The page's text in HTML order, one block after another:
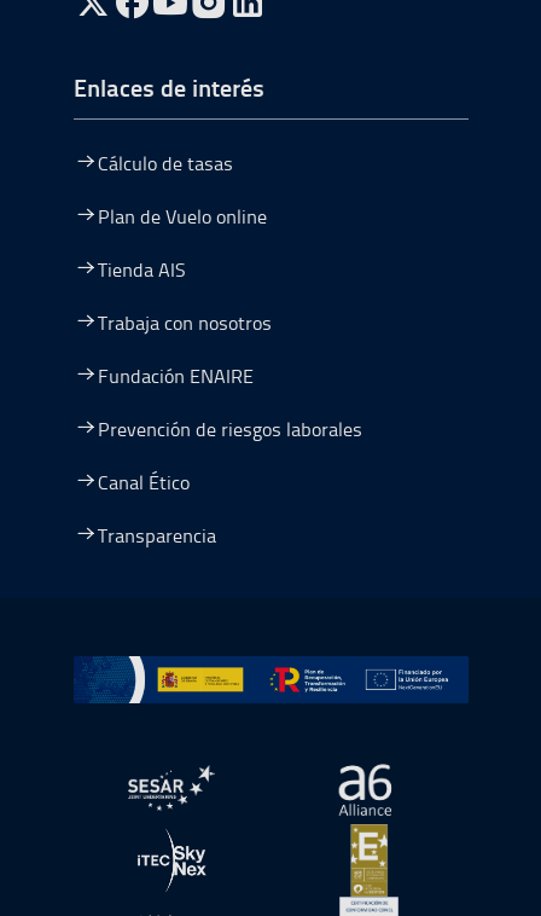
ir a Twitter, abre en una nueva ventana
ir a Facebook, abre en una nueva ventana
ir a Youtube, abre en una nueva ventana
ir a Instagram, abre en una nueva
Enlaces de interés
Cálculo de tasas
Plan de Vuelo online
Tienda AIS
Trabaja con nosotros
Fundación ENAIRE
Prevención de riesgos laborales
Canal Ético
Transparencia
Ir a Plan de Recuperación, Transformación y
abre en ventana nueva abre en ventana
abre en ventana nueva abre en ventana